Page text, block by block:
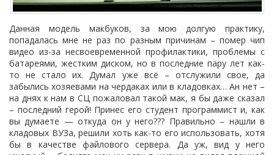
Данная модель макбуков, за мою долгую практику,
попадалась мне не раз по разным причинам – помер чип
видео из-за несвоевременной профилактики, проблемы с
батареями, жестким диском, но в последние пару лет как-
то не стало их. Думал уже всё – отслужили свое, да
забылись хозяевами на чердаках или в кладовках… Ан нет –
на днях к нам в СЦ пожаловал такой мак, я бы даже сказал
– последний герой! Принес его студент программист и, как
вы думаете — откуда он у него??? Правильно – нашли в
кладовых ВУЗа, решили хоть как-то его использовать, хотя
бы в качестве файлового сервера. Да уж, вид у него